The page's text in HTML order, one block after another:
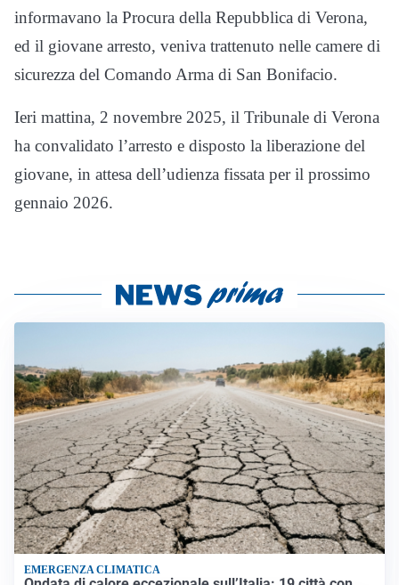
informavano la Procura della Repubblica di Verona,
ed il giovane arresto, veniva trattenuto nelle camere di
sicurezza del Comando Arma di San Bonifacio.
Ieri mattina, 2 novembre 2025, il Tribunale di Verona
ha convalidato l’arresto e disposto la liberazione del
giovane, in attesa dell’udienza fissata per il prossimo
gennaio 2026.
EMERGENZA CLIMATICA